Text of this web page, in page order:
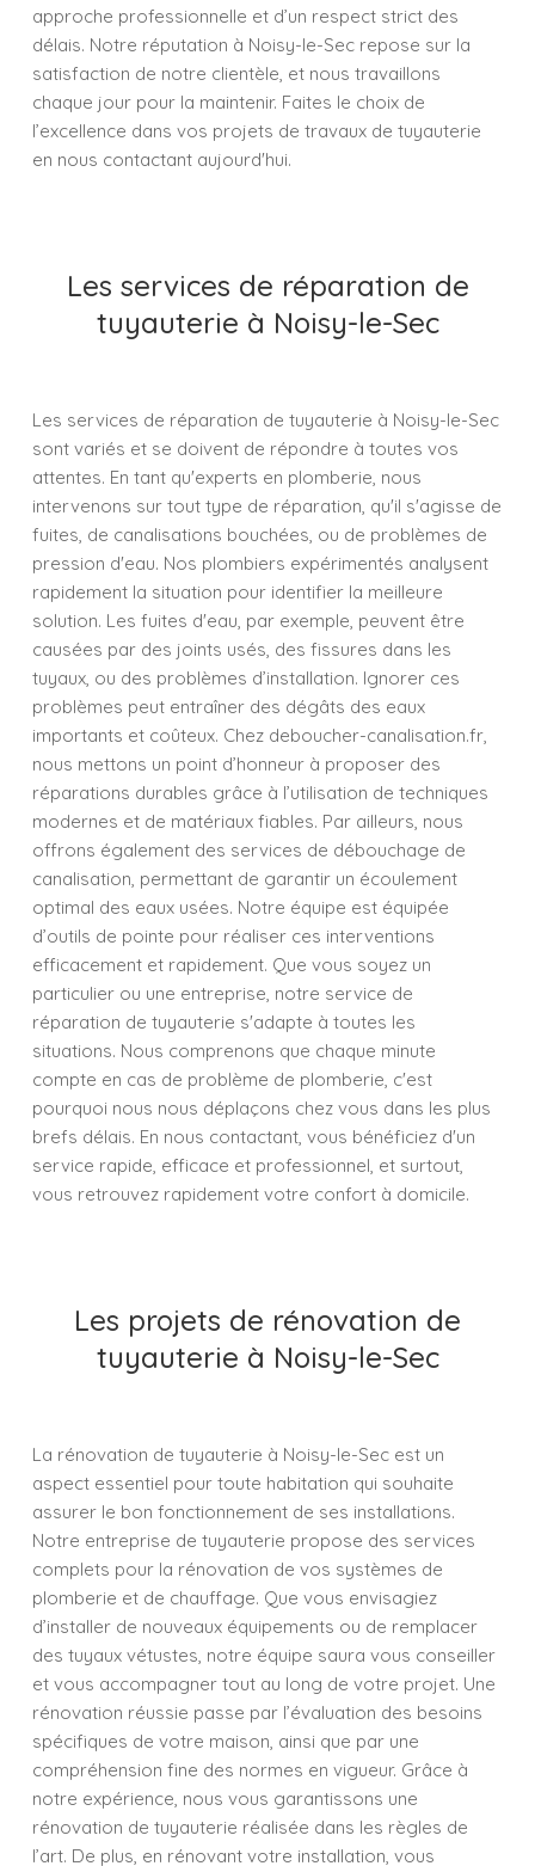
approche professionnelle et d’un respect strict des
délais. Notre réputation à Noisy-le-Sec repose sur la
satisfaction de notre clientèle, et nous travaillons
chaque jour pour la maintenir. Faites le choix de
l’excellence dans vos projets de travaux de tuyauterie
en nous contactant aujourd'hui.
Les services de réparation de
tuyauterie à Noisy-le-Sec
Les services de réparation de tuyauterie à Noisy-le-Sec
sont variés et se doivent de répondre à toutes vos
attentes. En tant qu'experts en plomberie, nous
intervenons sur tout type de réparation, qu'il s'agisse de
fuites, de canalisations bouchées, ou de problèmes de
pression d'eau. Nos plombiers expérimentés analysent
rapidement la situation pour identifier la meilleure
solution. Les fuites d'eau, par exemple, peuvent être
causées par des joints usés, des fissures dans les
tuyaux, ou des problèmes d’installation. Ignorer ces
problèmes peut entraîner des dégâts des eaux
importants et coûteux. Chez deboucher-canalisation.fr,
nous mettons un point d’honneur à proposer des
réparations durables grâce à l’utilisation de techniques
modernes et de matériaux fiables. Par ailleurs, nous
offrons également des services de débouchage de
canalisation, permettant de garantir un écoulement
optimal des eaux usées. Notre équipe est équipée
d’outils de pointe pour réaliser ces interventions
efficacement et rapidement. Que vous soyez un
particulier ou une entreprise, notre service de
réparation de tuyauterie s'adapte à toutes les
situations. Nous comprenons que chaque minute
compte en cas de problème de plomberie, c'est
pourquoi nous nous déplaçons chez vous dans les plus
brefs délais. En nous contactant, vous bénéficiez d'un
service rapide, efficace et professionnel, et surtout,
vous retrouvez rapidement votre confort à domicile.
Les projets de rénovation de
tuyauterie à Noisy-le-Sec
La rénovation de tuyauterie à Noisy-le-Sec est un
aspect essentiel pour toute habitation qui souhaite
assurer le bon fonctionnement de ses installations.
Notre entreprise de tuyauterie propose des services
complets pour la rénovation de vos systèmes de
plomberie et de chauffage. Que vous envisagiez
d’installer de nouveaux équipements ou de remplacer
des tuyaux vétustes, notre équipe saura vous conseiller
et vous accompagner tout au long de votre projet. Une
rénovation réussie passe par l’évaluation des besoins
spécifiques de votre maison, ainsi que par une
compréhension fine des normes en vigueur. Grâce à
notre expérience, nous vous garantissons une
rénovation de tuyauterie réalisée dans les règles de
l’art. De plus, en rénovant votre installation, vous